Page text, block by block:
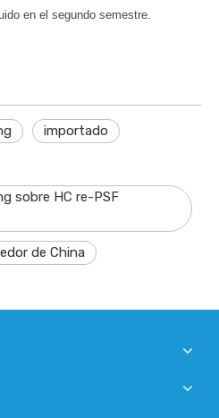
en el segundo semestre.
importado
sobre HC re-PSF
de China